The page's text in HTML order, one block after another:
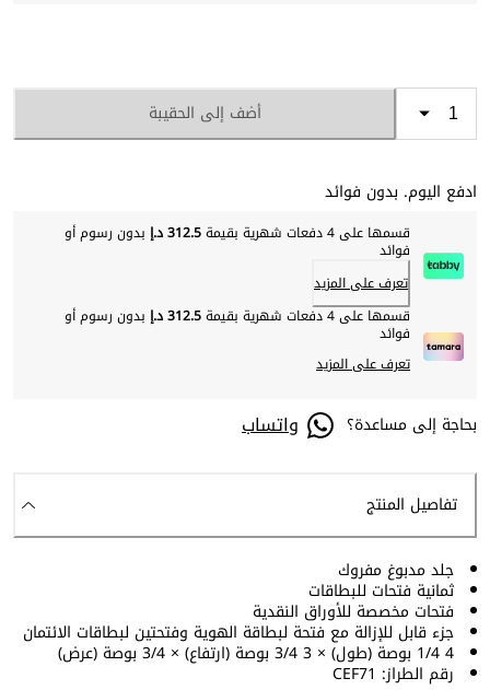
أضف إلى الحقيبة
ادفع اليوم. بدون فوائد
قسمها على 4 دفعات شهرية بقيمة 312.5 د.إ بدون رسوم أو
فوائد
تعرف على المزيد
قسمها على 4 دفعات شهرية بقيمة
312.5 د.إ بدون رسوم أو
فوائد
تعرف على المزيد
بحاجة إلى مساعدة؟ واتساب
تفاصيل المنتج
جلد مدبوغ مفروك
ثمانية فتحات للبطاقات
فتحات مخصصة للأوراق النقدية
جزء قابل للإزالة مع فتحة لبطاقة الهوية وفتحتين لبطاقات الائتمان
4 1/4 بوصة (طول) × 3 3/4 بوصة (ارتفاع) × 3/4 بوصة (عرض)
رقم الطراز: CEF71